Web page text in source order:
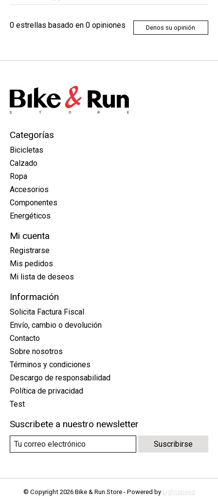
0 estrellas basado en 0 opiniones Denos su opinión
Categorías
Bicicletas
Calzado
Ropa
Accesorios
Componentes
Energéticos
Mi cuenta
Registrarse
Mis pedidos
Mi lista de deseos
Información
Solicita Factura Fiscal
Envío, cambio o devolución
Contacto
Sobre nosotros
Términos y condiciones
Descargo de responsabilidad
Política de privacidad
Test
Suscribete a nuestro newsletter
Suscribirse
© Copyright 2026 Bike & Run Store - Powered by Lightspeed